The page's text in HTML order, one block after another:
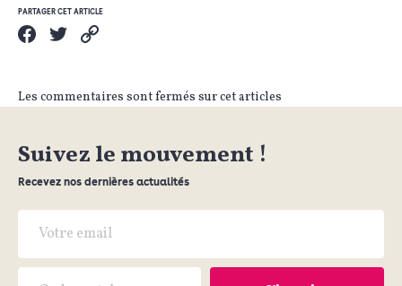
PARTAGER CET ARTICLE
Les commentaires sont fermés sur cet articles
Suivez le mouvement !
Recevez nos dernières actualités